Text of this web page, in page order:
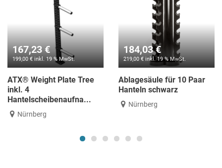
167,23 €
199,00 € inkl. 19 % MwSt.
ATX® Weight Plate Tree
inkl. 4
Hantelscheibenaufna...
Nürnberg
184,03 €
219,00 € inkl. 19 % MwSt.
Ablagesäule für 10 Paar
Hanteln schwarz
Nürnberg